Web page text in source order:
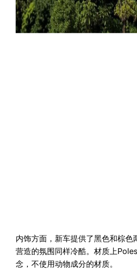
内饰方面，新车提供了黑色和棕色
营造的氛围同样冷酷。材质上
念，不使用动物成分的材质。